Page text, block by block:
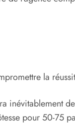
la
inévitablement
pour 50-75